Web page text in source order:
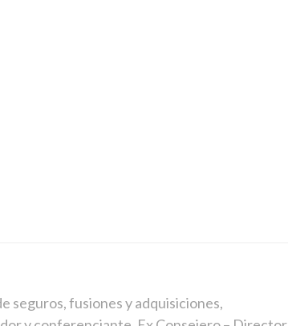
seguros, fusiones y adquisiciones,